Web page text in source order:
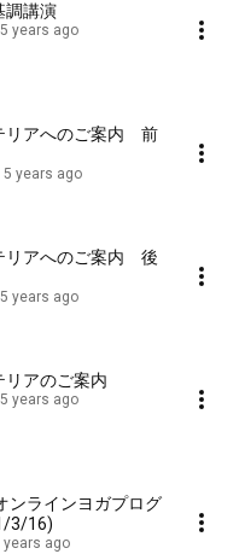
調講演
5 years ago
リアへのご案内 前
5 years ago
リアへのご案内 後
5 years ago
リアのご案内
5 years ago
ンラインヨガプログ
3/16)
years ago